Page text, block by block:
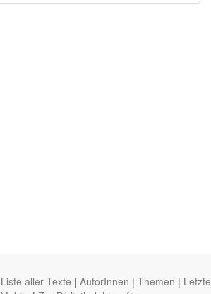
Liste aller Texte | AutorInnen | Themen | Letzte